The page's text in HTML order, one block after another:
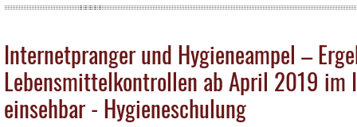
Internetpranger und Hygieneampel –
Lebensmittelkontrollen ab April 2019 im
einsehbar - Hygieneschulung